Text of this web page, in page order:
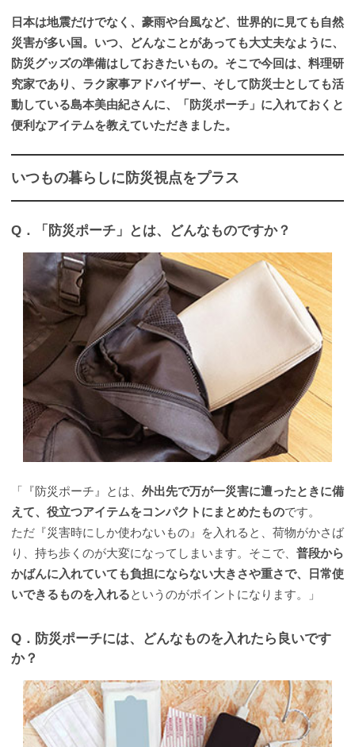
日本は地震だけでなく、豪雨や台風など、世界的に見ても自然
災害が多い国。いつ、どんなことがあっても大丈夫なように、
防災グッズの準備はしておきたいもの。そこで今回は、料理研
究家であり、ラク家事アドバイザー、そして防災士としても活
動している島本美由紀さんに、「防災ポーチ」に入れておくと
便利なアイテムを教えていただきました。
いつもの暮らしに防災視点をプラス
Q．「防災ポーチ」とは、どんなものですか？
「『防災ポーチ』とは、 外出先で万が一災害に遭ったときに備
えて、役立つアイテムをコンパクトにまとめたものです。
ただ『災害時にしか使わないもの』を入れると、荷物がかさば
り、持ち歩くのが大変になってしまいます。そこで、 普段から
かばんに入れていても負担にならない大きさや重さで、日常使
いできるものを入れるというのがポイントになります。」
Q．防災ポーチには、どんなものを入れたら良いです
か？